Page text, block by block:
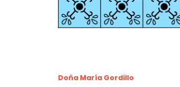
Doña María Gordillo